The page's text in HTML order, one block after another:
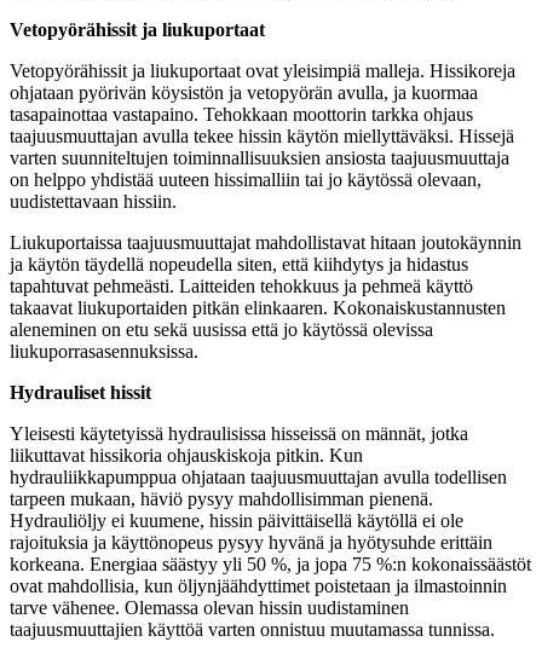
Vetopyörähissit ja liukuportaat
Vetopyörähissit ja liukuportaat ovat yleisimpiä malleja. Hissikoreja
ohjataan pyörivän köysistön ja vetopyörän avulla, ja kuormaa
tasapainottaa vastapaino. Tehokkaan moottorin tarkka ohjaus
taajuusmuuttajan avulla tekee hissin käytön miellyttäväksi. Hissejä
varten suunniteltujen toiminnallisuuksien ansiosta taajuusmuuttaja
on helppo yhdistää uuteen hissimalliin tai jo käytössä olevaan,
uudistettavaan hissiin.
Liukuportaissa taajuusmuuttajat mahdollistavat hitaan joutokäynnin
ja käytön täydellä nopeudella siten, että kiihdytys ja hidastus
tapahtuvat pehmeästi. Laitteiden tehokkuus ja pehmeä käyttö
takaavat liukuportaiden pitkän elinkaaren. Kokonaiskustannusten
aleneminen on etu sekä uusissa että jo käytössä olevissa
liukuporrasasennuksissa.
Hydrauliset hissit
Yleisesti käytetyissä hydraulisissa hisseissä on männät, jotka
liikuttavat hissikoria ohjauskiskoja pitkin. Kun
hydrauliikkapumppua ohjataan taajuusmuuttajan avulla todellisen
tarpeen mukaan, häviö pysyy mahdollisimman pienenä.
Hydrauliöljy ei kuumene, hissin päivittäisellä käytöllä ei ole
rajoituksia ja käyttönopeus pysyy hyvänä ja hyötysuhde erittäin
korkeana. Energiaa säästyy yli 50 %, ja jopa 75 %:n kokonaissäästöt
ovat mahdollisia, kun öljynjäähdyttimet poistetaan ja ilmastoinnin
tarve vähenee. Olemassa olevan hissin uudistaminen
taajuusmuuttajien käyttöä varten onnistuu muutamassa tunnissa.